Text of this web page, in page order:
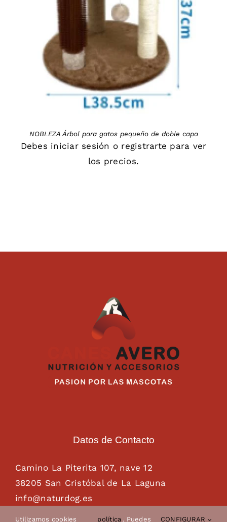
DETAILS
NOBLEZA Árbol para gatos pequeño de doble capa
Debes iniciar sesión o registrarte para ver
los precios.
Datos de Contacto
Camino La Piterita 107, nave 12
38205 San Cristóbal de La Laguna
info@naturdog.es
Utilizamos cookies política . Puedes CONFIGURAR